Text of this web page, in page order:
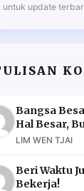
untuk update
Bangsa
Hal Besar,
Murahan
LIM WEN TJAI
Beri Waktu
Bekerja!